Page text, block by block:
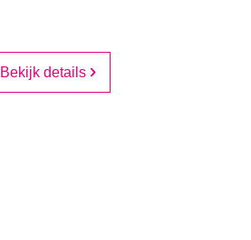
Bekijk details